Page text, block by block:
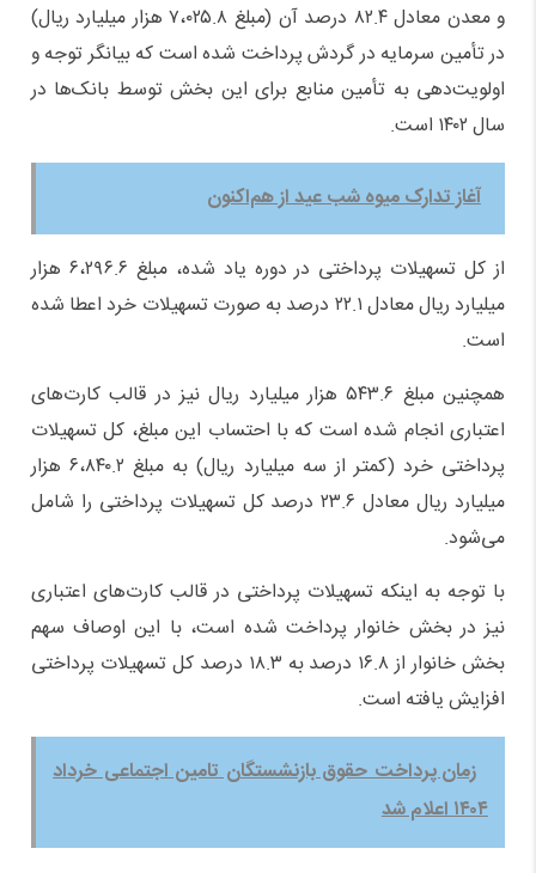
و معدن معادل ۸۲.۴ درصد آن (مبلغ ۷،۰۲۵.۸ هزار میلیارد ریال)
در تأمین سرمایه در گردش پرداخت شده است که بیانگر توجه و
اولویت‌دهی به تأمین منابع برای این بخش توسط بانک‌ها در
سال ۱۴۰۲ است.
آغاز تدارک میوه شب عید از هم‌اکنون
از کل تسهیلات پرداختی در دوره یاد شده، مبلغ ۶،۲۹۶.۶ هزار
میلیارد ریال معادل ۲۲.۱ درصد به صورت تسهیلات خرد اعطا شده
است.
همچنین مبلغ ۵۴۳.۶ هزار میلیارد ریال نیز در قالب کارت‌های
اعتباری انجام شده است که با احتساب این مبلغ، کل تسهیلات
پرداختی خرد (کمتر از سه میلیارد ریال) به مبلغ ۶،۸۴۰.۲ هزار
میلیارد ریال معادل ۲۳.۶ درصد کل تسهیلات پرداختی را شامل
می‌شود.
با توجه به اینکه تسهیلات پرداختی در قالب کارت‌های اعتباری
نیز در بخش خانوار پرداخت شده است، با این اوصاف سهم
بخش خانوار از ۱۶.۸ درصد به ۱۸.۳ درصد کل تسهیلات پرداختی
افزایش یافته است.
زمان پرداخت حقوق بازنشستگان تامین اجتماعی خرداد
۱۴۰۴ اعلام شد